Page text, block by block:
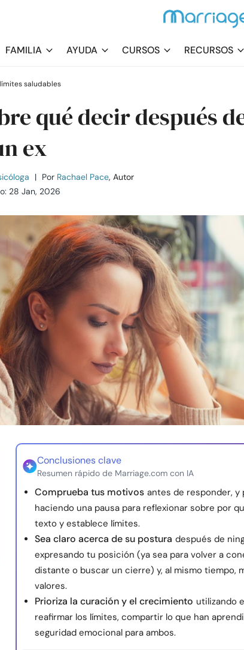
FAMILIA AYUDA CURSOS RECURSOS
saludables
qué decir después
ex
| Por Rachael Pace, Autor
28 Jan, 2026
Conclusiones clave
Resumen rápido de Marriage.com con IA
Comprueba tus motivos antes de responder,
haciendo una pausa para reflexionar sobre por
texto y establece límites.
Sea claro acerca de su postura después de
expresando tu posición (ya sea para volver a
distante o buscar un cierre) y, al mismo tiempo,
valores.
Prioriza la curación y el crecimiento utilizando
reafirmar los límites, compartir lo que han
seguridad emocional para ambos.